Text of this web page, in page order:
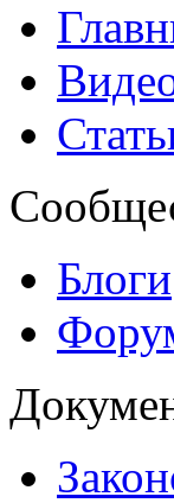
Блоги